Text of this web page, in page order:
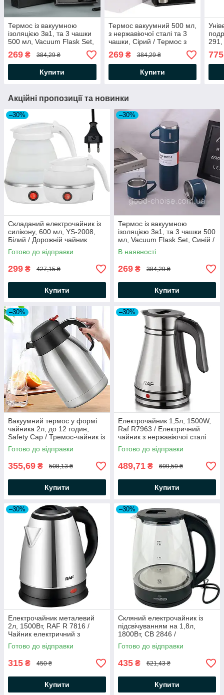
Термос із вакуумною
ізоляцією 3в1, та 3 чашки
500 мл, Vacuum Flask Set,
Чорний / Подарунковий
набір термос та 3 чашки
269 ₴ 384,29 ₴
Купити
Термос вакуумний 500 мл,
з нержавіючої сталі та 3
чашки, Сірий / Термос з
ізоляційним кухлем
269₴ 384,29 ₴
Купити
291,
775
Акційні пропозиції та новинки
–30%
Складаний електрочайник із
силікону, 600 мл, YS-2008,
Білий / Дорожній чайник
електричний
Готово до відправки
299 ₴ 427,15 ₴
Купити
–30%
Термос із вакуумною
ізоляцією 3в1, та 3 чашки 500
мл, Vacuum Flask Set, Синій /
Подарунковий набір термос
та 3 чашки
В наявності
269 ₴ 384,29 ₴
Купити
–30%
Вакуумний термос у формі
чайника 2л, до 12 годин,
Safety Cap / Тремос-чайник із
ручкою / Термокувшин для
чаю
Готово до відправки
355,69 ₴ 508,13 ₴
Купити
–30%
Електрочайник 1,5л, 1500W,
Raf R7963 / Електричний
чайник з нержавіючої сталі
Готово до відправки
489,71 ₴ 699,59 ₴
Купити
–30%
Електрочайник металевий
2л, 1500Вт, RAF R 7816 /
Чайник електричний з
нержавіючої сталі
Готово до відправки
315 ₴ 450 ₴
Купити
–30%
Скляний електрочайник із
підсвічуванням на 1,8л,
1800Вт, CB 2846 /
Електричний чайник
дисковий
Готово до відправки
435 ₴ 621,43 ₴
Купити